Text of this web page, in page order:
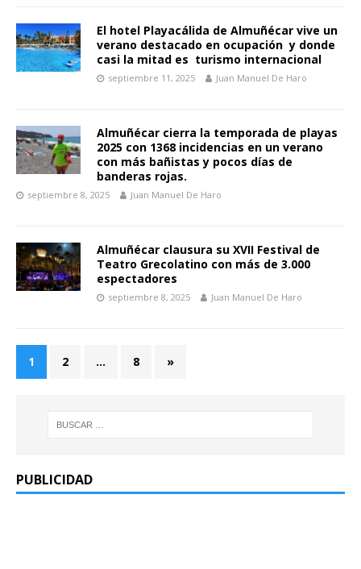
El hotel Playacálida de Almuñécar vive un
verano destacado en ocupación y donde
casi la mitad es turismo internacional
septiembre 11, 2025 Juan Manuel De Haro
Almuñécar cierra la temporada de playas
2025 con 1368 incidencias en un verano
con más bañistas y pocos días de
banderas rojas.
septiembre 8, 2025 Juan Manuel De Haro
Almuñécar clausura su XVII Festival de
Teatro Grecolatino con más de 3.000
espectadores
septiembre 8, 2025 Juan Manuel De Haro
1 2 … 8 »
PUBLICIDAD